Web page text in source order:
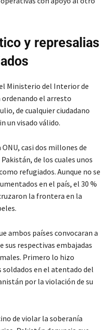
y represalias
Ministerio del Interior de
el arresto
de cualquier ciudadano
un visado válido.
casi dos millones de
de los cuales unos
refugiados. Aunque no se
en el país, el 30 %
la frontera en la
ambos países convocaran a
sus respectivas embajadas
Primero lo hizo
soldados en el atentado del
por la violación de su
de violar la soberanía